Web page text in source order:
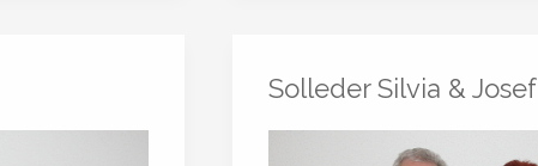
Solleder Silvia & Josef